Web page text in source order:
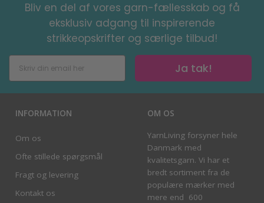
Bliv en del af vores garn-fællesskab og få
eksklusiv adgang til inspirerende
strikkeopskrifter og særlige tilbud!
Ja tak!
INFORMATION
Om os
Ofte stillede spørgsmål
Fragt og levering
Kontakt os
OM OS
YarnLiving forsyner hele
Danmark med
kvalitetsgarn. Vi har et
bredt sortiment fra de
populære mærker med
mere end 600